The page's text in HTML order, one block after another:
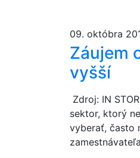
09. októbra
Záujem
vyšší
Zdroj: IN
sektor, ktorý
vyberať, často